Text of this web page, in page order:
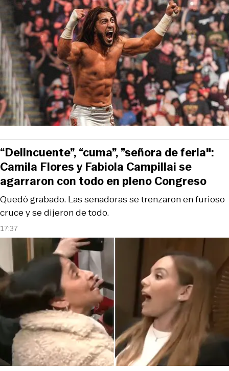
17:37
Quedó grabado. Las senadoras se trenzaron en furioso
cruce y se dijeron de todo.
“Delincuente”, “cuma”, ”señora de feria":
Camila Flores y Fabiola Campillai se
agarraron con todo en pleno Congreso